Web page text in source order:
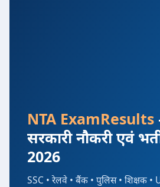
NTA ExamResults
सरकारी नौकरी एवं
2026
SSC • रेलवे • बैंक • पुलिस • शिक्षक •